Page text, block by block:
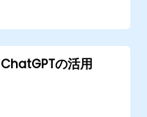
スク管理において
用できる
の活用